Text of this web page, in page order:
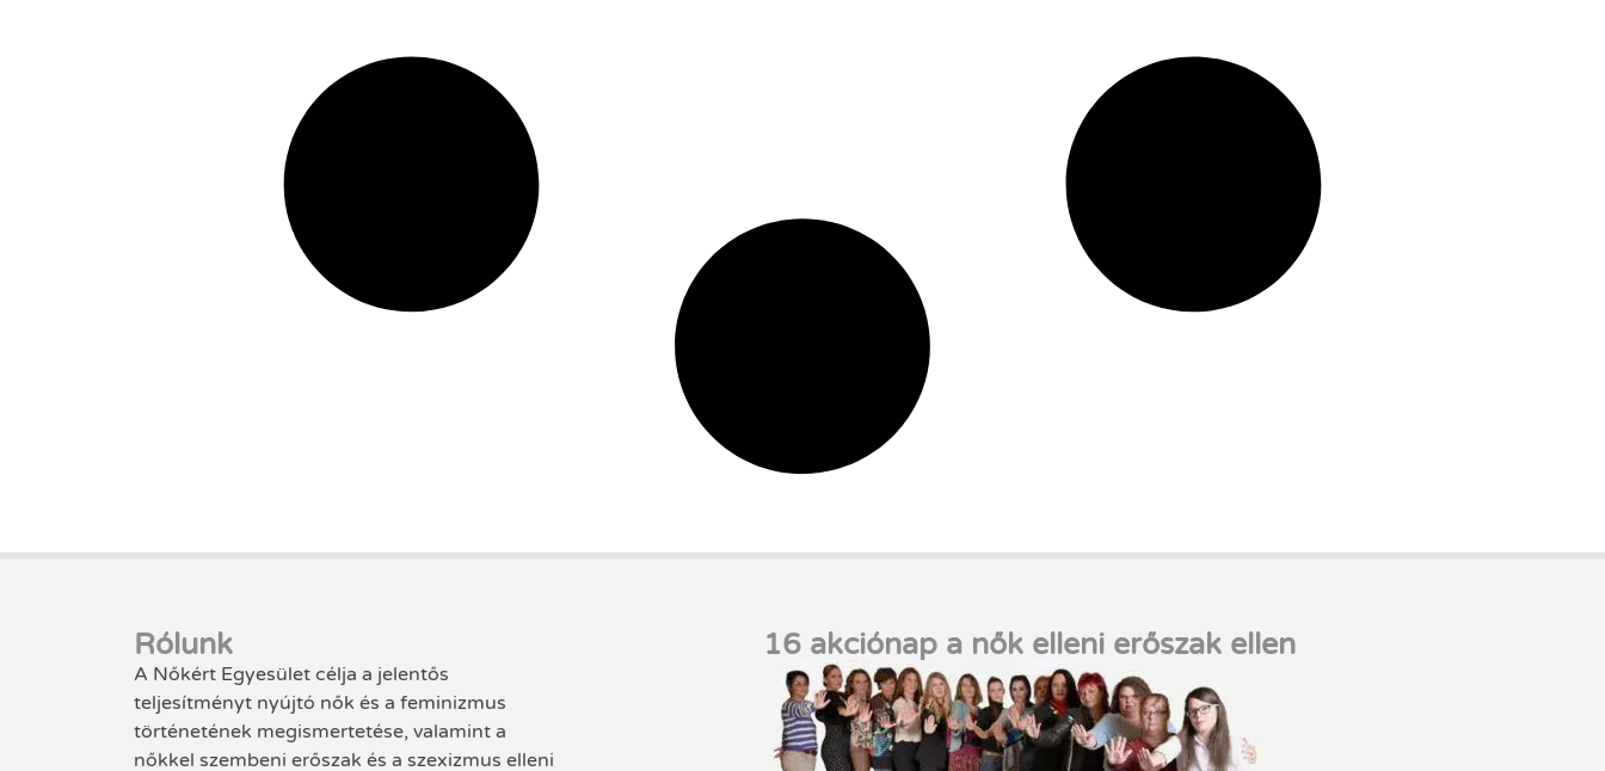
Rólunk
A Nőkért Egyesület célja a jelentős
teljesítményt nyújtó nők és a feminizmus
történetének megismertetése, valamint a
nőkkel szembeni erőszak és a szexizmus elleni
16 akciónap a nők elleni erőszak ellen